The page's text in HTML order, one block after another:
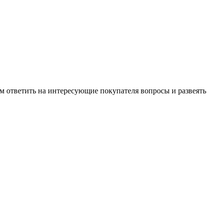
на интересующие покупателя вопросы и развеять